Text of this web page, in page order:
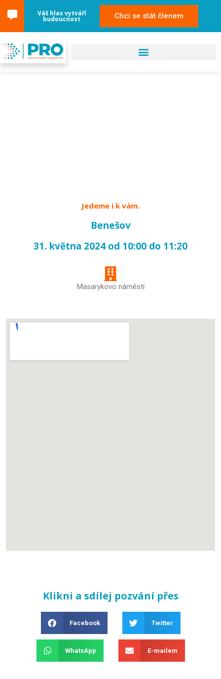
Váš hlas vytváří
budoucnost Chci se stát členem
Jedeme i k vám.
Benešov
31. května 2024 od 10:00 do 11:20
Masarykovo náměstí
Klikni a sdílej pozvání přes
Facebook Twitter
WhatsApp E-mailem